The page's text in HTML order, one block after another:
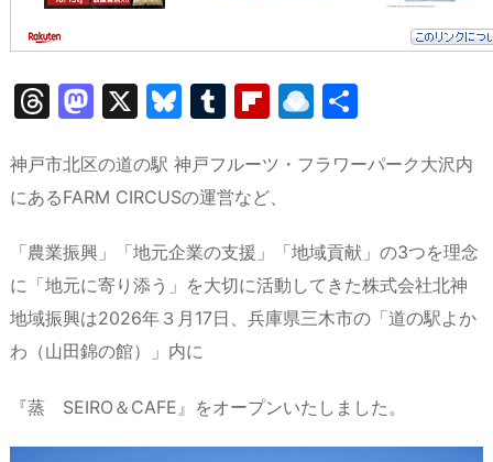
T
e
a
d
s
M
st
o
d
o
n
X
Bl
e
s
k
y
T
m
bl
r
Fl
b
o
ar
d
R
n
o
p.
io
神戸市北区の道の駅 神戸フルーツ・フラワーパーク大沢内
にあるFARM CIRCUSの運営など、
「農業振興」「地元企業の支援」「地域貢献」の3つを理念
に「地元に寄り添う」を大切に活動してきた株式会社北神
地域振興は2026年３月17日、兵庫県三木市の「道の駅よか
わ（山田錦の館）」内に
『蒸 SEIRO＆CAFE』をオープンいたしました。